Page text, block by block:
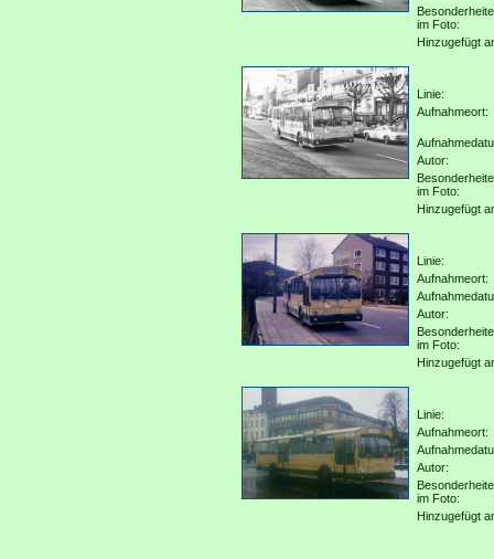
im Foto:
Hinzugefügt
Linie:
Aufnahmeort:
Autor:
im Foto:
Hinzugefügt
Linie:
Aufnahmeort:
Autor:
im Foto:
Hinzugefügt
Linie:
Aufnahmeort:
Autor:
im Foto:
Hinzugefügt